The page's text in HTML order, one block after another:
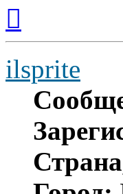
началу
ilsprite